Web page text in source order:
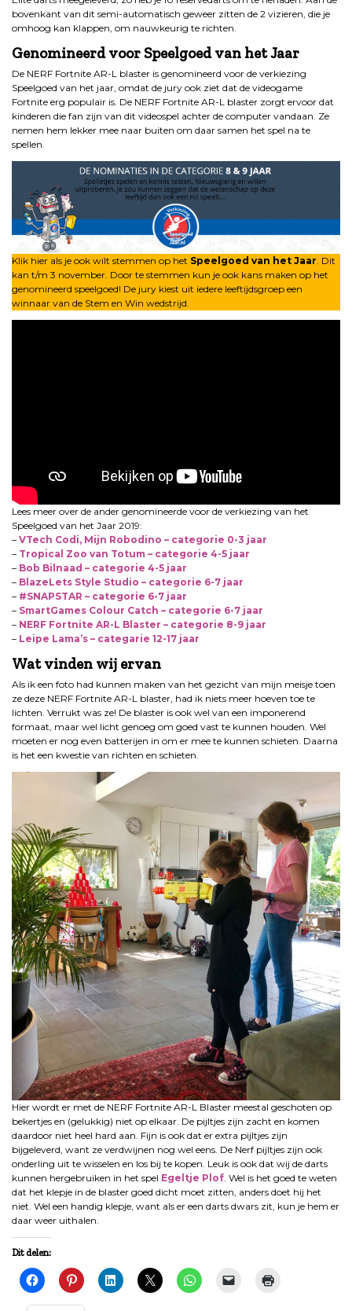
bovenkant van dit semi-automatisch geweer zitten de 2 vizieren, die je
omhoog kan klappen, om nauwkeurig te richten.
Genomineerd voor Speelgoed van het Jaar
De NERF Fortnite AR-L blaster is genomineerd voor de verkiezing
Speelgoed van het jaar, omdat de jury ook ziet dat de videogame
Fortnite erg populair is. De NERF Fortnite AR-L blaster zorgt ervoor dat
kinderen die fan zijn van dit videospel achter de computer vandaan. Ze
nemen hem lekker mee naar buiten om daar samen het spel na te
spellen.
Klik hier als je ook wilt stemmen op het Speelgoed van het Jaar . Dit
kan t/m 3 november. Door te stemmen kun je ook kans maken op het
genomineerd speelgoed! De jury kiest uit iedere leeftijdsgroep een
winnaar van de Stem en Win wedstrijd.
Lees meer over de ander genomineerde voor de verkiezing van het
Speelgoed van het Jaar 2019:
– VTech Codi, Mijn Robodino – categorie 0-3 jaar
– Tropical Zoo van Totum – categorie 4-5 jaar
– Bob Bilnaad – categorie 4-5 jaar
– BlazeLets Style Studio – categorie 6-7 jaar
– #SNAPSTAR – categorie 6-7 jaar
– SmartGames Colour Catch – categorie 6-7 jaar
– NERF Fortnite AR-L Blaster – categorie 8-9 jaar
– Leipe Lama’s – categarie 12-17 jaar
Wat vinden wij ervan
Als ik een foto had kunnen maken van het gezicht van mijn meisje toen
ze deze NERF Fortnite AR-L blaster, had ik niets meer hoeven toe te
lichten. Verrukt was ze! De blaster is ook wel van een imponerend
formaat, maar wel licht genoeg om goed vast te kunnen houden. Wel
moeten er nog even batterijen in om er mee te kunnen schieten. Daarna
is het een kwestie van richten en schieten.
Hier wordt er met de NERF Fortnite AR-L Blaster meestal geschoten op
bekertjes en (gelukkig) niet op elkaar. De pijltjes zijn zacht en komen
daardoor niet heel hard aan. Fijn is ook dat er extra pijltjes zijn
bijgeleverd, want ze verdwijnen nog wel eens. De Nerf pijltjes zijn ook
onderling uit te wisselen en los bij te kopen. Leuk is ook dat wij de darts
kunnen hergebruiken in het spel Egeltje Plof . Wel is het goed te weten
dat het klepje in de blaster goed dicht moet zitten, anders doet hij het
niet. Wel een handig klepje, want als er een darts dwars zit, kun je hem er
daar weer uithalen.
Dit delen: